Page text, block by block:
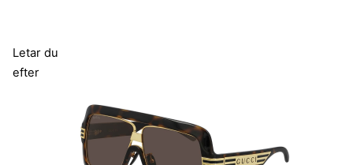
Letar du
efter